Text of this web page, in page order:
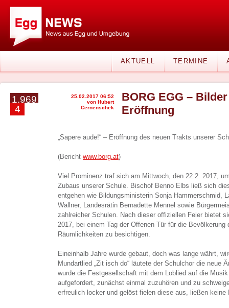
AKTUELL TERMINE
1.969
4
25.02.2017 06:52
von Hubert
Cernenschek
BORG EGG –
Eröffnung
„Sapere aude!“ – Eröffnung des neuen Trakts unserer
(Bericht www.borg.at)
Viel Prominenz traf sich am Mittwoch, den 22.2. 2017,
Zubaus unserer Schule. Bischof Benno Elbs ließ sich
entgehen wie Bildungsministerin Sonja Hammerschmid,
Wallner, Landesrätin Bernadette Mennel sowie
zahlreicher Schulen. Nach dieser offiziellen Feier bietet
2017, bei einem Tag der Offenen Tür für die Bevölkerung
Räumlichkeiten zu besichtigen.
Eineinhalb Jahre wurde gebaut, doch was lange währt,
Mundartlied „Zit isch do“ läutete der Schulchor die neue
wurde die Festgesellschaft mit dem Loblied auf die Musik
aufgefordert, zunächst einmal zuzuhören und zu
erfreulich locker und gelöst fielen diese aus, ließen keine